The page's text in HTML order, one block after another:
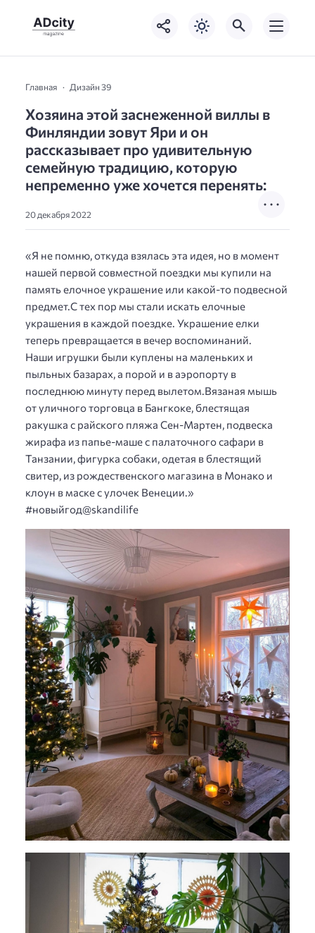
Главная Дизайн 39
Хозяина этой заснеженной виллы в
Финляндии зовут Яри и он
рассказывает про удивительную
семейную традицию, которую
непременно уже хочется перенять:
20 декабря 2022
«Я не помню, откуда взялась эта идея, но в момент
нашей первой совместной поездки мы купили на
память елочное украшение или какой-то подвесной
предмет.С тех пор мы стали искать елочные
украшения в каждой поездке. Украшение елки
теперь превращается в вечер воспоминаний.
Наши игрушки были куплены на маленьких и
пыльных базарах, а порой и в аэропорту в
последнюю минуту перед вылетом.Вязаная мышь
от уличного торговца в Бангкоке, блестящая
ракушка с райского пляжа Сен-Мартен, подвеска
жирафа из папье-маше с палаточного сафари в
Танзании, фигурка собаки, одетая в блестящий
свитер, из рождественского магазина в Монако и
клоун в маске с улочек Венеции.»
#новыйгод@skandilife